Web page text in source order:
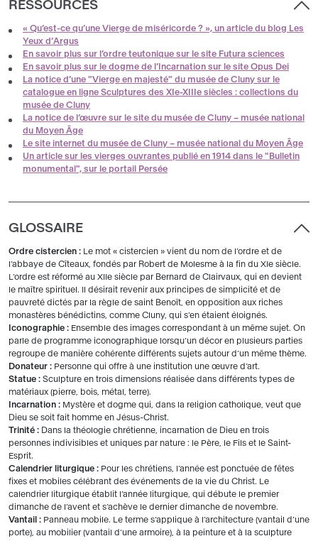
RESSOURCES
« Qu’est-ce qu’une Vierge de miséricorde ? », un article du blog Les
Yeux d’Argus
En savoir plus sur l’ordre teutonique sur le site Futura sciences
En savoir plus sur le dogme de l’Incarnation sur le site Opus Dei
La notice d’une "Vierge en majesté" du musée de Cluny sur le
catalogue en ligne Sculptures des XIe-XIIIe siècles : collections du
musée de Cluny
La notice de l’œuvre sur le site du musée de Cluny – musée national
du Moyen Âge
Le site internet du musée de Cluny – musée national du Moyen Âge
Un article sur les vierges ouvrantes publié en 1914 dans le "Bulletin
monumental", sur le portail Persée
GLOSSAIRE
Ordre cistercien : Le mot « cistercien » vient du nom de l’ordre et de
l’abbaye de Cîteaux, fondés par Robert de Molesme à la fin du XIe siècle.
L’ordre est réformé au XIIe siècle par Bernard de Clairvaux, qui en devient
le maître spirituel. Il désirait revenir aux principes de simplicité et de
pauvreté dictés par la règle de saint Benoît, en opposition aux riches
monastères bénédictins, comme Cluny, qui s’en étaient éloignés.
Iconographie : Ensemble des images correspondant à un même sujet. On
parle de programme iconographique lorsqu’un décor en plusieurs parties
regroupe de manière cohérente différents sujets autour d’un même thème.
Donateur : Personne qui offre à une institution une œuvre d’art.
Statue : Sculpture en trois dimensions réalisée dans différents types de
matériaux (pierre, bois, métal, terre).
Incarnation : Mystère et dogme qui, dans la religion catholique, veut que
Dieu se soit fait homme en Jésus-Christ.
Trinité : Dans la théologie chrétienne, incarnation de Dieu en trois
personnes indivisibles et uniques par nature : le Père, le Fils et le Saint-
Esprit.
Calendrier liturgique : Pour les chrétiens, l’année est ponctuée de fêtes
fixes et mobiles célébrant des événements de la vie du Christ. Le
calendrier liturgique établit l’année liturgique, qui débute le premier
dimanche de l’avent et s’achève le dernier dimanche de novembre.
Vantail : Panneau mobile. Le terme s’applique à l’architecture (vantail d’une
porte), au mobilier (vantail d’une armoire), à la peinture et à la sculpture